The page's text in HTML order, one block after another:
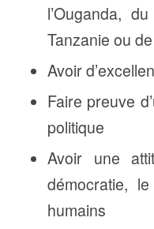
l’Ouganda,
Tanzanie ou
Avoir
Faire preuve
politique
Avoir une
démocratie,
humains